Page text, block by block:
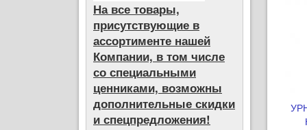
На все товары,
присутствующие в
ассортименте нашей
Компании, в том числе
со специальными
ценниками, возможны
дополнительные скидки
и спецпредложения!